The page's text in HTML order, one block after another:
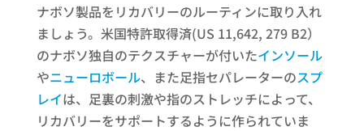
ナボソ製品をリカバリーのルーティンに取り入れ
ましょう。米国特許取得済(US 11,642, 279 B2）
のナボソ独自のテクスチャーが付いたインソール
やニューロボール、また足指セパレーターのスプ
レイは、足裏の刺激や指のストレッチによって、
リカバリーをサポートするように作られていま